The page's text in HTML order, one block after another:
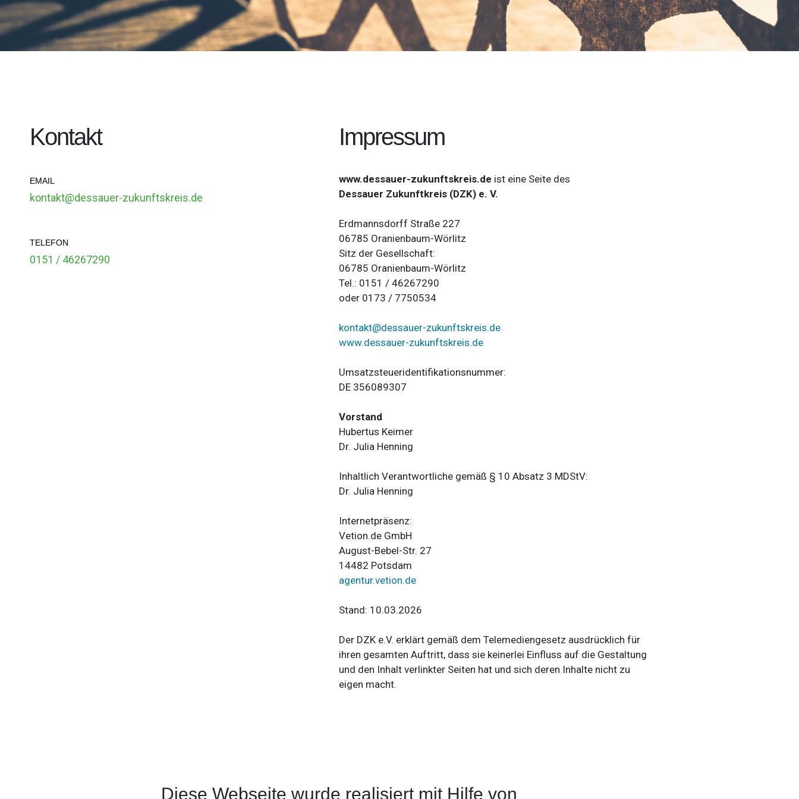
Kontakt
EMAIL
kontakt@dessauer-zukunftskreis.de
TELEFON
0151 / 46267290
Impressum
www.dessauer-zukunftskreis.de ist eine Seite des
Dessauer Zukunftkreis (DZK) e. V.
Erdmannsdorff Straße 227
06785 Oranienbaum-Wörlitz
Sitz der Gesellschaft:
06785 Oranienbaum-Wörlitz
Tel.: 0151 / 46267290
oder 0173 / 7750534
kontakt@dessauer-zukunftskreis.de
www.dessauer-zukunftskreis.de
Umsatzsteueridentifikationsnummer:
DE 356089307
Vorstand
Hubertus Keimer
Dr. Julia Henning
Inhaltlich Verantwortliche gemäß § 10 Absatz 3 MDStV:
Dr. Julia Henning
Internetpräsenz:
Vetion.de GmbH
August-Bebel-Str. 27
14482 Potsdam
agentur.vetion.de
Stand: 10.03.2026
Der DZK e.V. erklärt gemäß dem Telemediengesetz ausdrücklich für
ihren gesamten Auftritt, dass sie keinerlei Einfluss auf die Gestaltung
und den Inhalt verlinkter Seiten hat und sich deren Inhalte nicht zu
eigen macht.
Diese Webseite wurde realisiert mit Hilfe von